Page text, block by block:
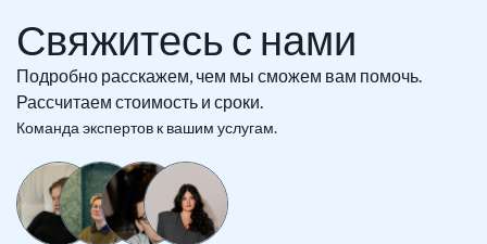
Свяжитесь с нами
Подробно расскажем, чем мы сможем вам помочь.
Рассчитаем стоимость и сроки.
Команда экспертов к вашим услугам.